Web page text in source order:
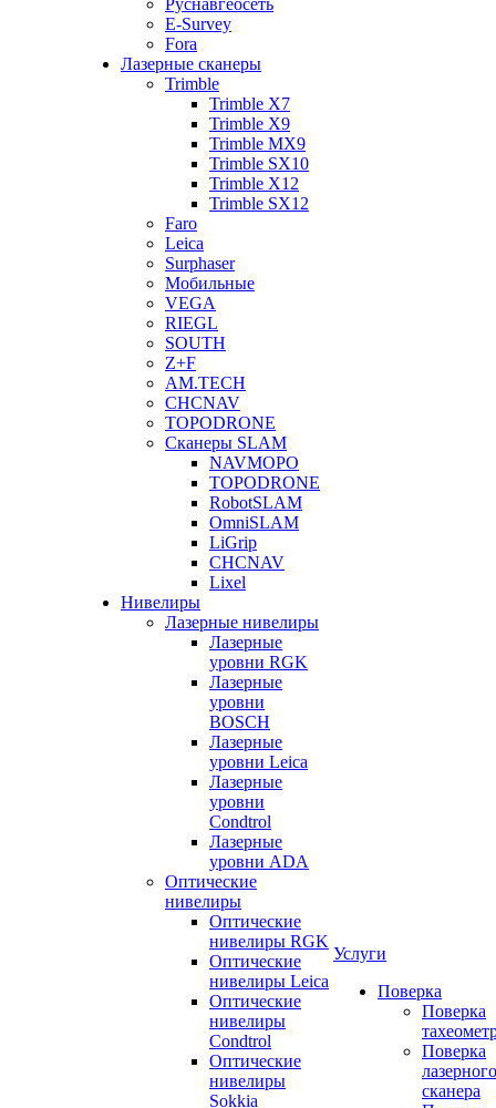
Руснавгеосеть
E-Survey
Fora
Лазерные сканеры
Trimble
Trimble X7
Trimble X9
Trimble MX9
Trimble SX10
Trimble X12
Trimble SX12
Faro
Leica
Surphaser
Мобильные
VEGA
RIEGL
SOUTH
Z+F
AM.TECH
CHCNAV
TOPODRONE
Сканеры SLAM
NAVMOPO
TOPODRONE
RobotSLAM
OmniSLAM
LiGrip
CHCNAV
Lixel
Нивелиры
Лазерные нивелиры
Лазерные
уровни RGK
Лазерные
уровни
BOSCH
Лазерные
уровни Leica
Лазерные
уровни
Condtrol
Лазерные
уровни ADA
Оптические
нивелиры
Оптические
нивелиры RGK
Оптические
нивелиры Leica
Оптические
нивелиры
Condtrol
Оптические
нивелиры
Sokkia
Услуги
Поверка
Поверка
Поверка
лазерного
сканера